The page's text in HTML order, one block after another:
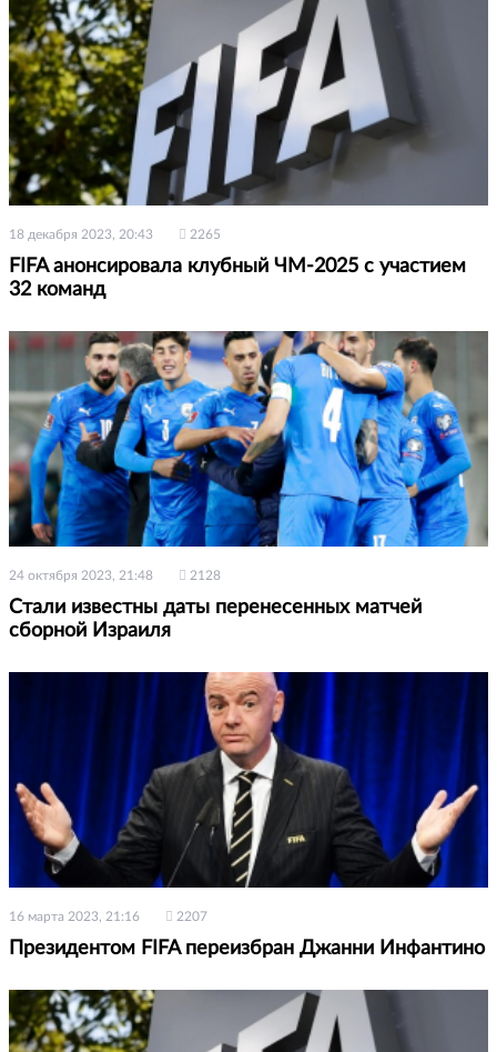
18 декабря 2023, 20:43 2265
FIFA анонсировала клубный ЧМ-2025 с участием
32 команд
24 октября 2023, 21:48 2128
Стали известны даты перенесенных матчей
сборной Израиля
16 марта 2023, 21:16 2207
Президентом FIFA переизбран Джанни Инфантино